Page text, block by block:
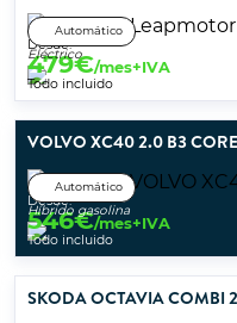
Automático
Eléctrico
Desde:
479€/mes+IVA
Todo incluido
VOLVO XC40 2.0 B3
Automático
Híbrido gasolina
Desde:
546€/mes+IVA
Todo incluido
SKODA OCTAVIA COMBI